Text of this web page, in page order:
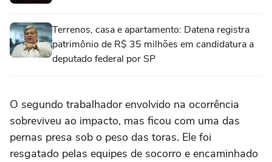
Terrenos, casa e apartamento: Datena registra
patrimônio de R$ 35 milhões em candidatura a
deputado federal por SP
O segundo trabalhador envolvido na ocorrência
sobreviveu ao impacto, mas ficou com uma das
pernas presa sob o peso das toras. Ele foi
resgatado pelas equipes de socorro e encaminhado